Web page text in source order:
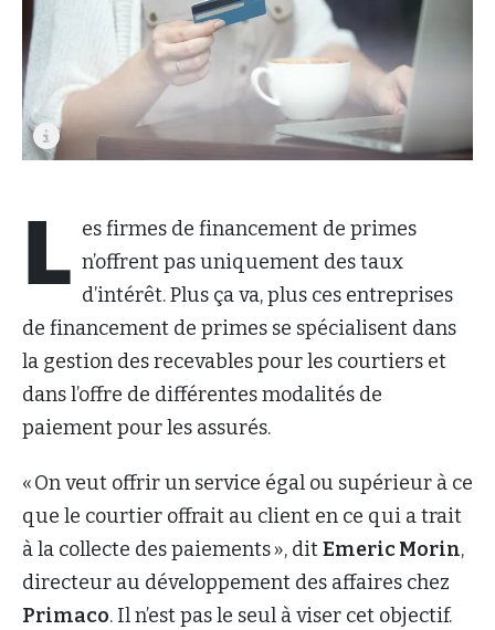
L es firmes de financement de primes
n’offrent pas uniquement des taux
d’intérêt. Plus ça va, plus ces entreprises
de financement de primes se spécialisent dans
la gestion des recevables pour les courtiers et
dans l’offre de différentes modalités de
paiement pour les assurés.
« On veut offrir un service égal ou supérieur à ce
que le courtier offrait au client en ce qui a trait
à la collecte des paiements », ditEmeric Morin,
directeur au développement des affaires chez
Primaco. Il n’est pas le seul à viser cet objectif.